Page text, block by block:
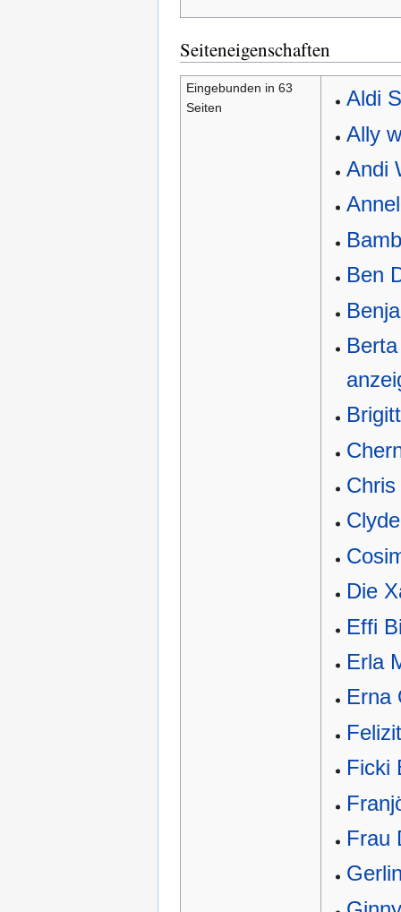
Seiteneigenschaften
Eingebunden in 63
Seiten
Aldi
Ally
Andi
Ben
Chris
Die
Effi
Erla
Erna
Ficki
Frau